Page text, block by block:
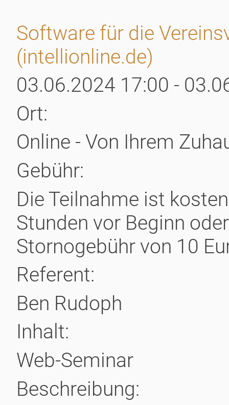
Software für die
(intellionline.de)
03.06.2024 17:00 -
Ort:
Online - Von Ihrem
Gebühr:
Die Teilnahme ist
Stunden vor Beginn
Stornogebühr von 10
Referent:
Ben Rudoph
Inhalt:
Web-Seminar
Beschrei­bung: